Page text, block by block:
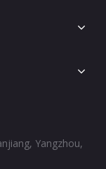
Yangzhou,